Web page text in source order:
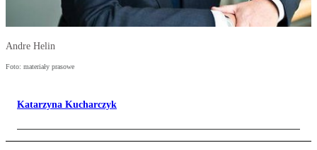
Andre Helin
Foto: materiały prasowe
Katarzyna Kucharczyk